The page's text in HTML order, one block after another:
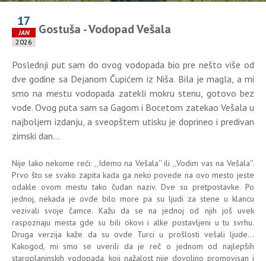
17
JAN
2026
Gostuša - Vodopad Vešala
Poslednji put sam do ovog vodopada bio pre nešto više od
dve godine sa Dejanom Čupićem iz Niša. Bila je magla, a mi
smo na mestu vodopada zatekli mokru stenu, gotovo bez
vode. Ovog puta sam sa Gagom i Bocetom zatekao Vešala u
najboljem izdanju, a sveopštem utisku je doprineo i predivan
zimski dan...
Nije lako nekome reći: ,,Idemo na Vešala'' ili ,,Vodim vas na Vešala''.
Prvo što se svako zapita kada ga neko povede na ovo mesto jeste
odakle ovom mestu tako čudan naziv. Dve su pretpostavke. Po
jednoj, nekada je ovde bilo more pa su ljudi za stene u klancu
vezivali svoje čamce. Kažu da se na jednoj od njih još uvek
raspoznaju mesta gde su bili okovi i alke postavljeni u tu svrhu.
Druga verzija kaže da su ovde Turci u prošlosti vešali ljude...
Kakogod, mi smo se uverili da je reč o jednom od najlepših
staroplaninskih vodopada, koji nažalost nije dovoljno promovisan i